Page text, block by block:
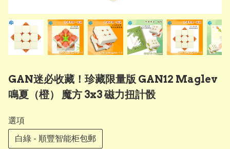
GAN迷必收藏！珍藏限量版 GAN12 Maglev
鳴夏（橙） 魔方 3x3 磁力扭計骰
選項
白綠 - 順豐智能柜包郵